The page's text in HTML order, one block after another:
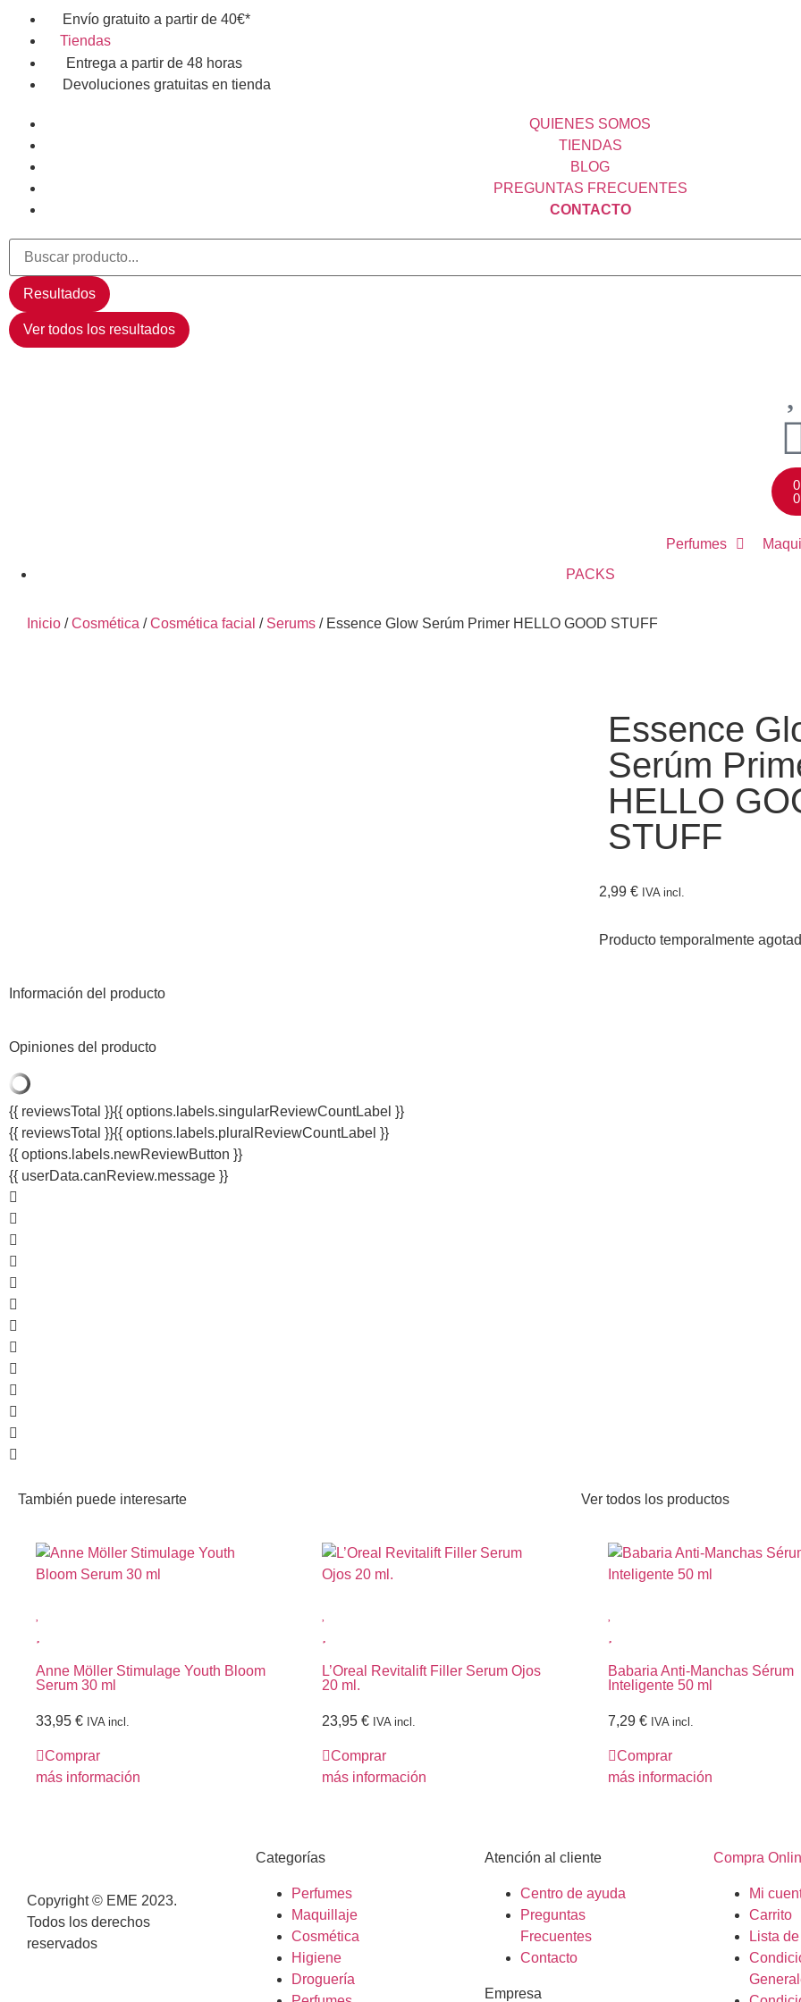
Envío gratuito a partir de 40€*
Tiendas
Entrega a partir de 48 horas
Devoluciones gratuitas en tienda
QUIENES SOMOS
TIENDAS
BLOG
PREGUNTAS FRECUENTES
CONTACTO
Resultados
Ver todos los resultados
0
Perfumes
PACKS
Inicio /Cosmética /Cosmética facial / Serums / Essence Glow Serúm Primer HELLO GOOD STUFF
Essence
Serúm
HELLO
STUFF
2,99 € IVA incl.
Producto temporalmente
Información del producto
Opiniones del producto
{{ reviewsTotal }}{{ options.labels.singularReviewCountLabel }}
{{ reviewsTotal }}{{ options.labels.pluralReviewCountLabel }}
{{ options.labels.newReviewButton }}
{{ userData.canReview.message }}
También puede interesarte Ver todos los productos
Anne Möller Stimulage Youth Bloom
Serum 30 ml
33,95 € IVA incl.
Comprar
más información
L’Oreal Revitalift Filler Serum Ojos
20 ml.
23,95 € IVA incl.
Comprar
más información
Babaria Anti-Manchas Sérum
Inteligente 50 ml
7,29 € IVA incl.
Comprar
más información
Copyright © EME 2023.
Todos los derechos
reservados
Categorías
Perfumes
Maquillaje
Cosmética
Higiene
Droguería
Atención al cliente
Centro de ayuda
Preguntas
Frecuentes
Contacto
Empresa
Compra
Mi
Carrito
Lista